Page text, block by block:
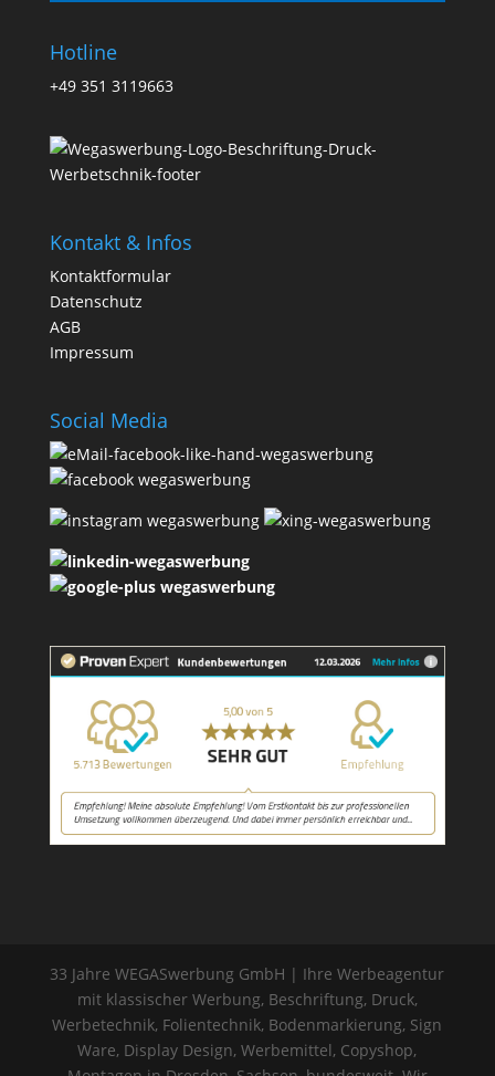
Hotline
+49 351 3119663
Kontakt & Infos
Kontaktformular
Datenschutz
AGB
Impressum
Social Media
33 Jahre WEGASwerbung GmbH | Ihre Werbeagentur
mit klassischer Werbung, Beschriftung, Druck,
Werbetechnik, Folientechnik, Bodenmarkierung, Sign
Ware, Display Design, Werbemittel, Copyshop,